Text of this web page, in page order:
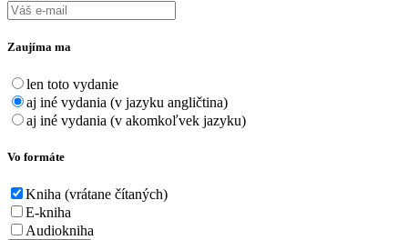
Zaujíma ma
len toto vydanie
aj iné vydania (v jazyku angličtina)
aj iné vydania (v akomkoľvek jazyku)
Vo formáte
Kniha (vrátane čítaných)
E-kniha
Audiokniha